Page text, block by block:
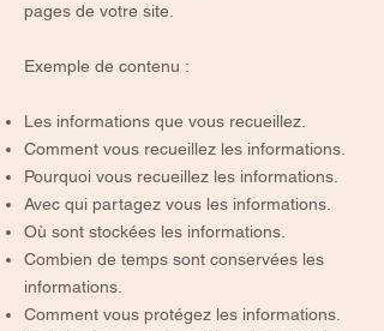
pages de votre site.
Exemple de contenu :
Les informations que vous recueillez.
Comment vous recueillez les informations.
Pourquoi vous recueillez les informations.
Avec qui partagez vous les informations.
Où sont stockées les informations.
Combien de temps sont conservées les
informations.
Comment vous protégez les informations.